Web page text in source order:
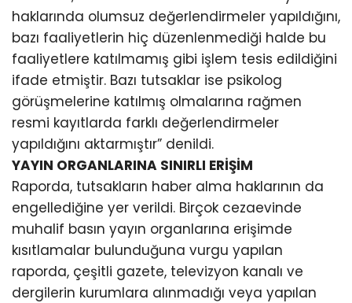
haklarında olumsuz değerlendirmeler yapıldığını,
bazı faaliyetlerin hiç düzenlenmediği halde bu
faaliyetlere katılmamış gibi işlem tesis edildiğini
ifade etmiştir. Bazı tutsaklar ise psikolog
görüşmelerine katılmış olmalarına rağmen
resmi kayıtlarda farklı değerlendirmeler
yapıldığını aktarmıştır” denildi.
YAYIN ORGANLARINA SINIRLI ERİŞİM
Raporda, tutsakların haber alma haklarının da
engellediğine yer verildi. Birçok cezaevinde
muhalif basın yayın organlarına erişimde
kısıtlamalar bulunduğuna vurgu yapılan
raporda, çeşitli gazete, televizyon kanalı ve
dergilerin kurumlara alınmadığı veya yapılan